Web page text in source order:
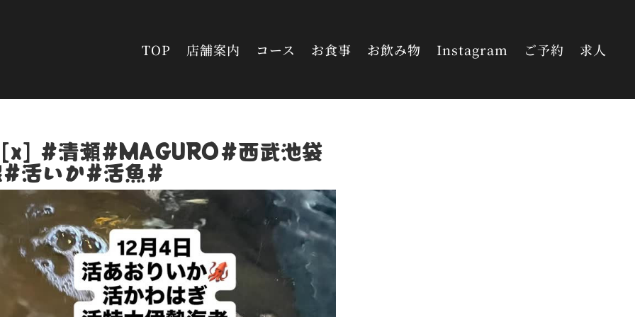
TOP 店舗案内 コース お食事 お飲み物 Instagram ご予約 求人
#清瀬#MAGURO#西武池袋
活いか#活魚#